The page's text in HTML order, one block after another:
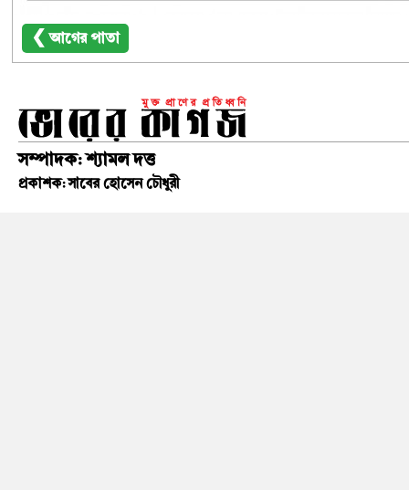
❮ আগের পাতা
সম্পাদক: শ্যামল দত্ত
প্রকাশক: সাবের হোসেন চৌধুরী